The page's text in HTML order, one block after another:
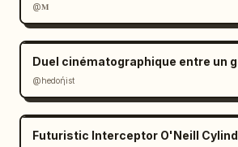
@𝐌
@hedoήist
Futuristic Interceptor O'Neill